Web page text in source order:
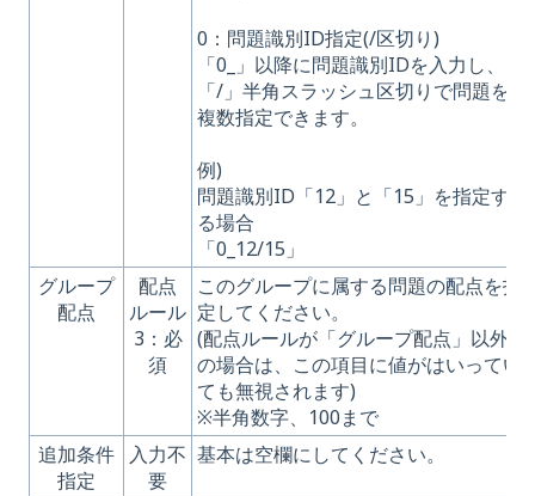
0：問題識別ID指定(/区切り)
「0_」以降に問題識別IDを入力し、
「/」半角スラッシュ区切りで問題を
複数指定できます。
例)
問題識別ID「12」と「15」を指定す
る場合
「0_12/15」
グループ
配点
配点
ルール
3：必
須
このグループに属する問題の配点を指
定してください。
(配点ルールが「グループ配点」以外
の場合は、この項目に値がはいってい
ても無視されます)
※半角数字、100まで
追加条件
指定
入力不
要
基本は空欄にしてください。